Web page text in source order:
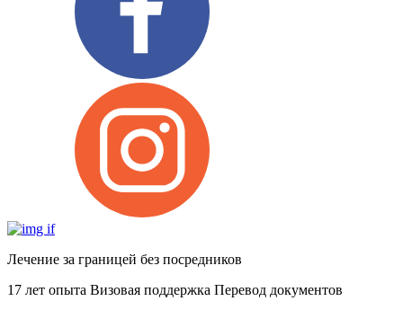
Лечение за границей без посредников
17 лет опыта Визовая поддержка Перевод документов